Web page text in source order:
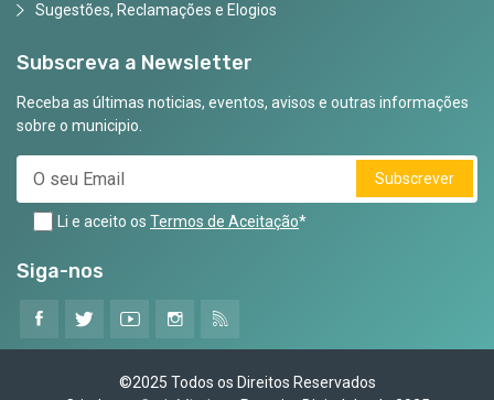
Sugestões, Reclamações e Elogios
Subscreva a Newsletter
Receba as últimas noticias, eventos, avisos e outras informações
sobre o municipio.
Subscrever
Li e aceito os Termos de Aceitação*
Siga-nos
©2025 Todos os Direitos Reservados